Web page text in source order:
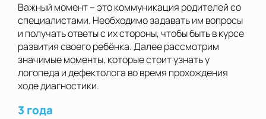
Важный момент – это коммуникация родителей со
специалистами. Необходимо задавать им вопросы
и получать ответы с их стороны, чтобы быть в курсе
развития своего ребёнка. Далее рассмотрим
значимые моменты, которые стоит узнать у
логопеда и дефектолога во время прохождения
ходе диагностики.
3 года